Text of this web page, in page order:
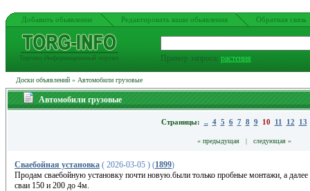
Добавить обьявление Редактировать ваши обьявления Обратная связь
Торгово-Информационный портал Пример запроса: растения
Доски объявлений » Автомобили грузовые
Автомобили грузовые
Страницы: .. 4 5 6 7 8 9 10 11 12 13
« предыдущая | следующая »
Сваебойная установка ( 2026-03-05 ) (1899)
Продам сваебойную установку почти новую.были только пробные монтажи, а далее
сваи 150 и 200 до 4м.